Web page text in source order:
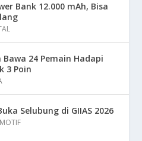
Bank 12.000 mAh, Bisa
24 Pemain Hadapi
3 Poin
Selubung di GIIAS 2026